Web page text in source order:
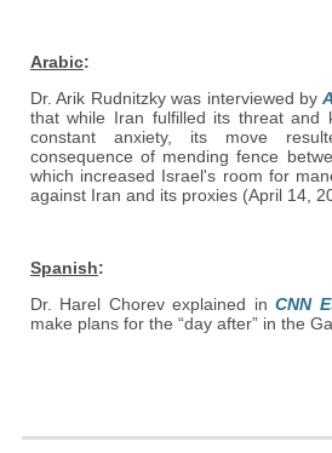
Arabic:
Dr. Arik Rudnitzky was interviewed by
that while Iran fulfilled its threat and
constant anxiety, its move
consequence of mending fence
which increased Israel's room for
against Iran and its proxies (April 14,
Spanish:
Dr. Harel Chorev explained inCNN
make plans for the “day after” in the